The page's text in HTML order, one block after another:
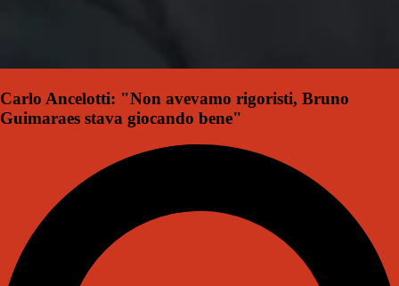
Carlo Ancelotti: "Non avevamo rigoristi, Bruno
Guimaraes stava giocando bene"